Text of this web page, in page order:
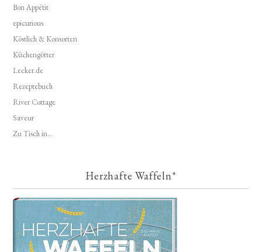
Bon Appétit
epicurious
Köstlich & Konsorten
Küchengötter
Lecker.de
Rezeptebuch
River Cottage
Saveur
Zu Tisch in...
Herzhafte Waffeln*